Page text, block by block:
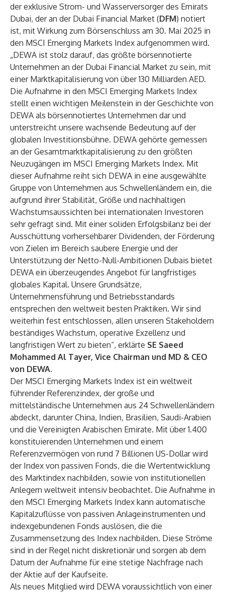
der exklusive Strom- und Wasserversorger des Emirats
Dubai, der an der Dubai Financial Market (DFM) notiert
ist, mit Wirkung zum Börsenschluss am 30. Mai 2025 in
den MSCI Emerging Markets Index aufgenommen wird.
„DEWA ist stolz darauf, das größte börsennotierte
Unternehmen an der Dubai Financial Market zu sein, mit
einer Marktkapitalisierung von über 130 Milliarden AED.
Die Aufnahme in den MSCI Emerging Markets Index
stellt einen wichtigen Meilenstein in der Geschichte von
DEWA als börsennotiertes Unternehmen dar und
unterstreicht unsere wachsende Bedeutung auf der
globalen Investitionsbühne. DEWA gehörte gemessen
an der Gesamtmarktkapitalisierung zu den größten
Neuzugängen im MSCI Emerging Markets Index. Mit
dieser Aufnahme reiht sich DEWA in eine ausgewählte
Gruppe von Unternehmen aus Schwellenländern ein, die
aufgrund ihrer Stabilität, Größe und nachhaltigen
Wachstumsaussichten bei internationalen Investoren
sehr gefragt sind. Mit einer soliden Erfolgsbilanz bei der
Ausschüttung vorhersehbarer Dividenden, der Förderung
von Zielen im Bereich saubere Energie und der
Unterstützung der Netto-Null-Ambitionen Dubais bietet
DEWA ein überzeugendes Angebot für langfristiges
globales Kapital. Unsere Grundsätze,
Unternehmensführung und Betriebsstandards
entsprechen den weltweit besten Praktiken. Wir sind
weiterhin fest entschlossen, allen unseren Stakeholdern
beständiges Wachstum, operative Exzellenz und
langfristigen Wert zu bieten“, erklärte SE Saeed
Mohammed Al Tayer, Vice Chairman und MD & CEO
von DEWA.
Der MSCI Emerging Markets Index ist ein weltweit
führender Referenzindex, der große und
mittelständische Unternehmen aus 24 Schwellenländern
abdeckt, darunter China, Indien, Brasilien, Saudi-Arabien
und die Vereinigten Arabischen Emirate. Mit über 1.400
konstituierenden Unternehmen und einem
Referenzvermögen von rund 7 Billionen US-Dollar wird
der Index von passiven Fonds, die die Wertentwicklung
des Marktindex nachbilden, sowie von institutionellen
Anlegern weltweit intensiv beobachtet. Die Aufnahme in
den MSCI Emerging Markets Index kann automatische
Kapitalzuflüsse von passiven Anlageinstrumenten und
indexgebundenen Fonds auslösen, die die
Zusammensetzung des Index nachbilden. Diese Ströme
sind in der Regel nicht diskretionär und sorgen ab dem
Datum der Aufnahme für eine stetige Nachfrage nach
der Aktie auf der Kaufseite.
Als neues Mitglied wird DEWA voraussichtlich von einer